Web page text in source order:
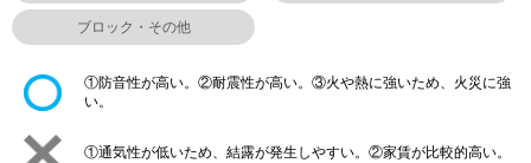
ブロック・その他
①防音性が高い。②耐震性が高い。③火や熱に強いため、火災に強
い。
①通気性が低いため、結露が発生しやすい。②家賃が比較的高い。